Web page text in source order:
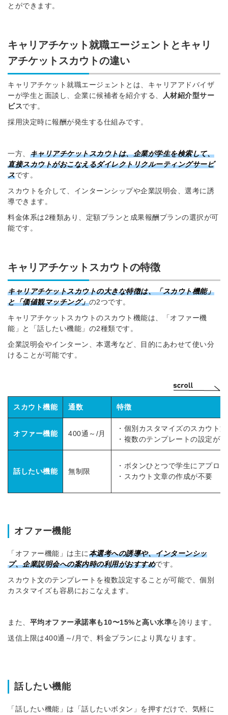
とができます。
キャリアチケット就職エージェントとキャリ
アチケットスカウトの違い
キャリアチケット就職エージェントとは、キャリアアドバイザ
ーが学生と面談し、企業に候補者を紹介する、
人材紹介型サー
ビスです。
採用決定時に報酬が発生する仕組みです。
一方、 キャリアチケットスカウトは、企業が学生を検索して、
直接スカウトがおこなえるダイレクトリクルーティングサービ
スです。
スカウトを介して、インターンシップや企業説明会、選考に誘
導できます。
料金体系は2種類あり、定額プランと成果報酬プランの選択が可
能です。
キャリアチケットスカウトの特徴
キャリアチケットスカウトの大きな特徴は、「スカウト機能」
と「価値観マッチング」の2つです。
キャリアチケットスカウトのスカウト機能は、「オファー機
能」と「話したい機能」の2種類です。
企業説明会やインターン、本選考など、目的にあわせて使い分
けることが可能です。
スカウト機能 通数 特徴
オファー機能 400通～/月
・個別カスタマイズのスカウト
・複数のテンプレートの設定が
話したい機能 無制限
・ボタンひとつで学生にアプロ
・スカウト文章の作成が不要
オファー機能
「オファー機能」は主に本選考への誘導や、インターンシッ
プ、企業説明会への案内時の利用がおすすめです。
スカウト文のテンプレートを複数設定することが可能で、個別
カスタマイズも容易におこなえます。
また、 平均オファー承諾率も10〜15%と高い水準を誇ります。
送信上限は400通～/月で、料金プランにより異なります。
話したい機能
「話したい機能」は「話したいボタン」を押すだけで、気軽に